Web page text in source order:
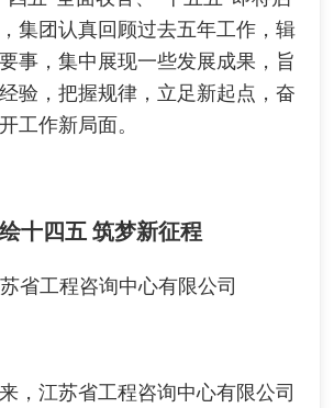
集团认真回顾过去五年工作，辑
事，集中展现一些发展成果，旨
验，把握规律，立足新起点，奋
工作新局面。
十四五 筑梦新征程
省工程咨询中心有限公司
，江苏省工程咨询中心有限公司